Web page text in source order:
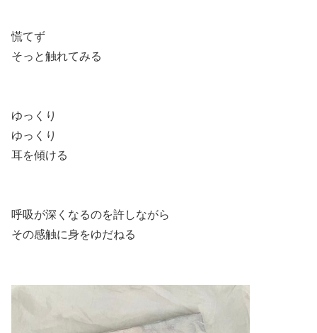
慌てず
そっと触れてみる
ゆっくり
ゆっくり
耳を傾ける
呼吸が深くなるのを許しながら
その感触に身をゆだねる